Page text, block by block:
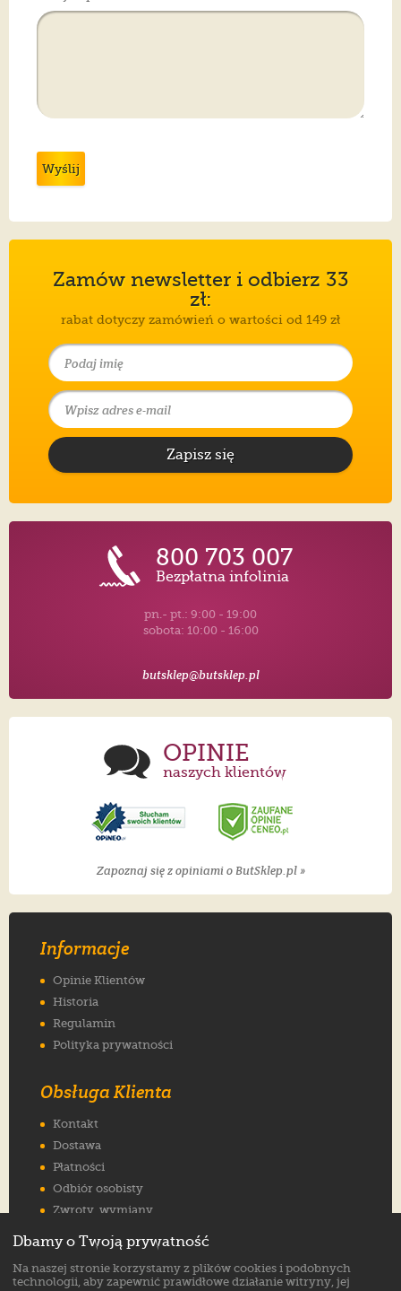
Wyślij
Zamów newsletter i odbierz 33
zł:
rabat dotyczy zamówień o wartości od 149 zł
Zapisz się
800 703 007
Bezpłatna infolinia
pn.- pt.: 9:00 - 19:00
sobota: 10:00 - 16:00
butsklep@butsklep.pl
OPINIE
naszych klientów
Zapoznaj się z opiniami o ButSklep.pl »
Informacje
Opinie Klientów
Historia
Regulamin
Polityka prywatności
Obsługa Klienta
Kontakt
Dostawa
Płatności
Odbiór osobisty
Zwroty, wymiany
Jak wybrać rozmiar
FAQ
Dbamy o Twoją prywatność
Na naszej stronie korzystamy z plików cookies i podobnych
technologii, aby zapewnić prawidłowe działanie witryny, jej